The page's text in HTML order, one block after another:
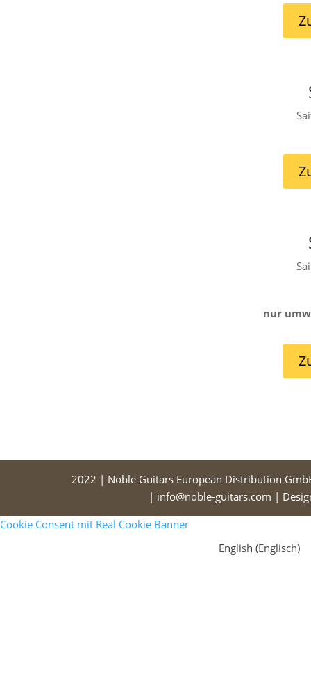
nur
2022 | Noble Guitars European Distribution
| info@noble-guitars.com |
Cookie Consent mit Real Cookie Banner
English (Englisch)